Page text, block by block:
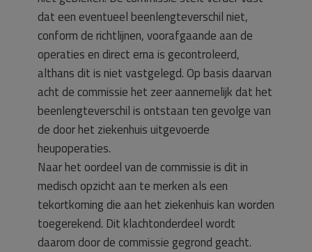
dat een eventueel beenlengteverschil niet,
conform de richtlijnen, voorafgaande aan de
operaties en direct erna is gecontroleerd,
althans dit is niet vastgelegd. Op basis daarvan
acht de commissie het zeer aannemelijk dat het
beenlengteverschil is ontstaan ten gevolge van
de door het ziekenhuis uitgevoerde
heupoperaties.
Naar het oordeel van de commissie is dit in
medisch opzicht aan te merken als een
tekortkoming die aan het ziekenhuis kan worden
toegerekend. Dit klachtonderdeel wordt
daarom door de commissie gegrond geacht.